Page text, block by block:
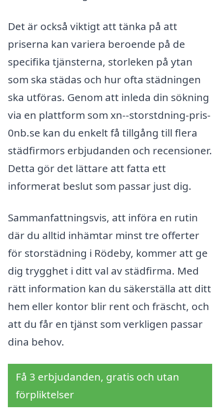
Det är också viktigt att tänka på att
priserna kan variera beroende på de
specifika tjänsterna, storleken på ytan
som ska städas och hur ofta städningen
ska utföras. Genom att inleda din sökning
via en plattform som xn--storstdning-pris-
0nb.se kan du enkelt få tillgång till flera
städfirmors erbjudanden och recensioner.
Detta gör det lättare att fatta ett
informerat beslut som passar just dig.
Sammanfattningsvis, att införa en rutin
där du alltid inhämtar minst tre offerter
för storstädning i Rödeby, kommer att ge
dig trygghet i ditt val av städfirma. Med
rätt information kan du säkerställa att ditt
hem eller kontor blir rent och fräscht, och
att du får en tjänst som verkligen passar
dina behov.
Få 3 erbjudanden, gratis och utan
förpliktelser